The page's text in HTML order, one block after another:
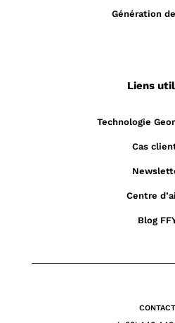
Génération
Liens
Technologie
Cas
Centre
Blog
CONTACT